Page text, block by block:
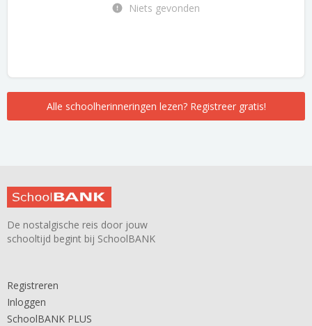
Niets gevonden
Alle schoolherinneringen lezen? Registreer gratis!
De nostalgische reis door jouw
schooltijd begint bij SchoolBANK
Registreren
Inloggen
SchoolBANK PLUS